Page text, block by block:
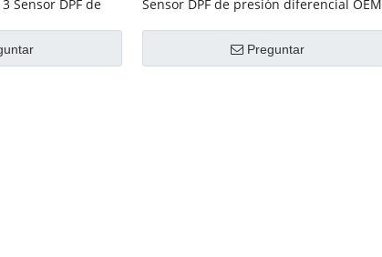
Sensor DPF de
Sensor DPF de presión diferencial OEM
Preguntar